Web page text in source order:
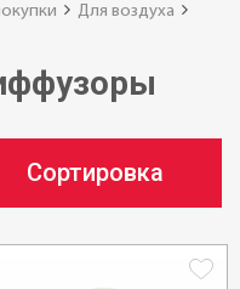
Для воздуха
Сортировка